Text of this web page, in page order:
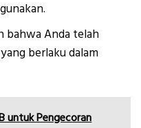
bahwa Anda telah
berlaku dalam
untuk Pengecoran